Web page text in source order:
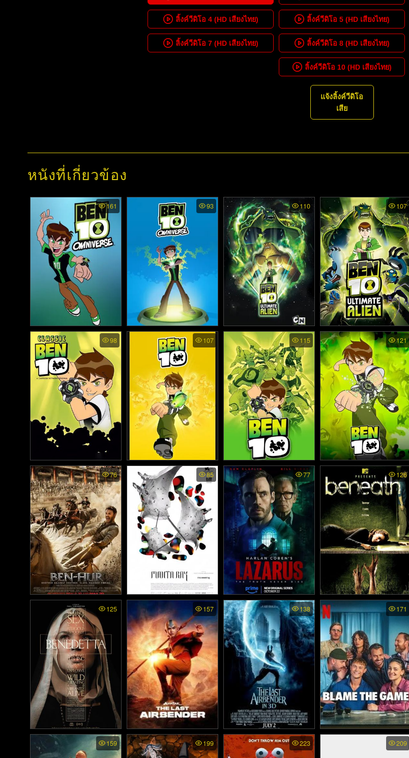
ลิ้งค์วีดิโอ 4(HD เสียงไทย) ลิ้งค์วีดิโอ 5(HD เสียงไทย)
ลิ้งค์วีดิโอ 7(HD เสียงไทย) ลิ้งค์วีดิโอ 8(HD เสียงไทย)
ลิ้งค์วีดิโอ 10(HD เสียงไทย)
แจ้งลิ้งค์วีดิโอ
เสีย
หนังที่เกี่ยวข้อง
161
Ben 10 Omniverse ss3
พากย์ไทย - เบ็นเท็น ออมนิ
เวอร์ส ภาค3 (2013)
93
Ben 10 Omniverse พากย์
ไทย - เบ็นเท็น ออมนิเวอร์ส
(2012)
110
Ben 10 Ultimate Alien ss2
พากย์ไทย - เบ็นเท็น อัลติ
เมทเอเลี่ยน ภาค2 (2010)
107
Ben 10 Ultimate Alien
พากย์ไทย - บ็นเท็น อัลติเมท
เอเลี่ยน (2010)
98
Ben 10 ss4 พากย์ไทย -
เบ็นเท็น ภาค4 (2007)
107
Ben 10 ss3 พากย์ไทย -
เบ็นเท็น ภาค3 (2006)
115
Ben 10 ss2 พากย์ไทย -
เบ็นเท็น ภาค2 (2006)
121
Ben 10 พากย์ไทย - เบ็น
เท็น (2005)
76
Ben Hur - เบน เฮอร์
(2016)
85
Manta Ray (Kraben rahu)
- กระเบนราหู (2018)
77
Harlan Cobens LAZARUS
พากย์ไทย - ลาซารัสของ
ฮาร์ลาน โคเบน (2025)
126
Beneath (2006)
125
Benedetta - เบเนเดตต้า
ใครอยากให้เธอบาป
157
Avatar The Last
Airbender พากย์ไทย - เณร
138
The Last Airbender - มหา
ศึก 4 ธาตุ จอมราชันย์
171
Blame the Game
(Spieleabend) - รักลุ้น…
159 199 223 209